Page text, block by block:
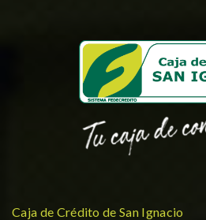
Caja de Crédito de San Ignacio